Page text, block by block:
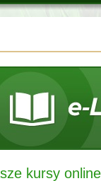
kursy online